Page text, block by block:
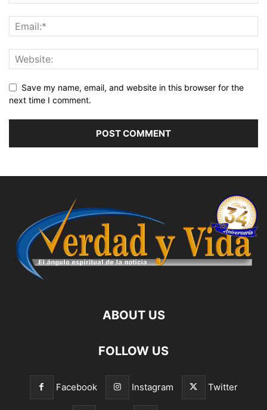
Save my name, email, and website in this browser for the
next time I comment.
ABOUT US
FOLLOW US
Facebook Instagram Twitter